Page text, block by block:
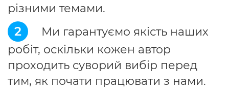
різними темами.
2
Ми гарантуємо якість наших
робіт, оскільки кожен автор
проходить суворий вибір перед
тим, як почати працювати з нами.